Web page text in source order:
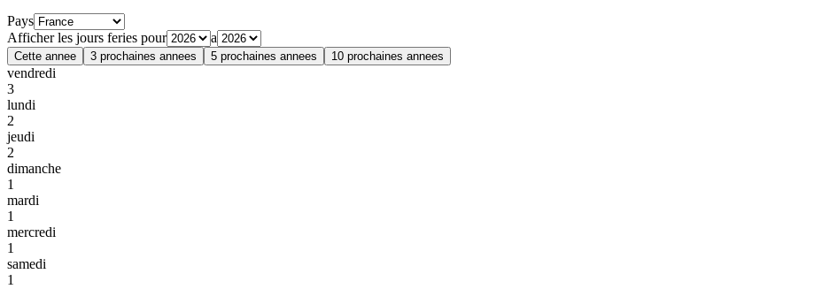
Pays
Afficher les jours feries pour
a
Cette annee 3 prochaines annees 5 prochaines annees 10 prochaines annees
vendredi
3
lundi
2
jeudi
2
dimanche
1
mardi
1
mercredi
1
samedi
1